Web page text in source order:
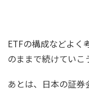
ETFの構成などよく
のままで続けていこ
あとは、日本の証